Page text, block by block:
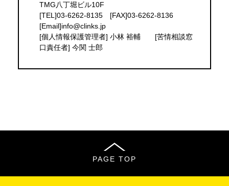
TMG八丁堀ビル10F
[TEL]03-6262-8135 [FAX]03-6262-8136
[Email]info@clinks.jp
[個人情報保護管理者] 小林 裕輔 [苦情相談窓
口責任者] 今関 士郎
PAGE TOP